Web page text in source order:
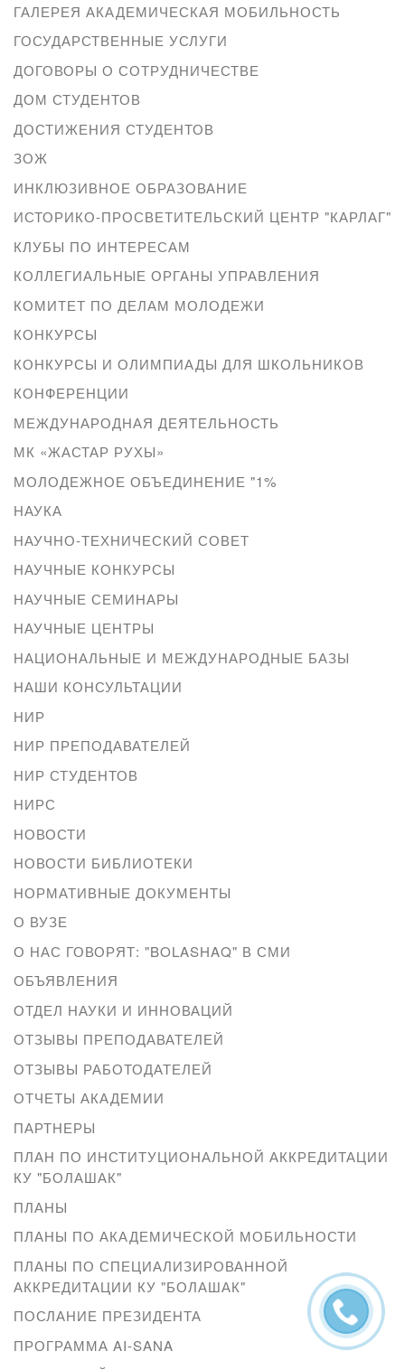
ГАЛЕРЕЯ АКАДЕМИЧЕСКАЯ МОБИЛЬНОСТЬ
ГОСУДАРСТВЕННЫЕ УСЛУГИ
ДОГОВОРЫ О СОТРУДНИЧЕСТВЕ
ДОМ СТУДЕНТОВ
ДОСТИЖЕНИЯ СТУДЕНТОВ
ЗОЖ
ИНКЛЮЗИВНОЕ ОБРАЗОВАНИЕ
ИСТОРИКО-ПРОСВЕТИТЕЛЬСКИЙ ЦЕНТР "КАРЛАГ"
КЛУБЫ ПО ИНТЕРЕСАМ
КОЛЛЕГИАЛЬНЫЕ ОРГАНЫ УПРАВЛЕНИЯ
КОМИТЕТ ПО ДЕЛАМ МОЛОДЕЖИ
КОНКУРСЫ
КОНКУРСЫ И ОЛИМПИАДЫ ДЛЯ ШКОЛЬНИКОВ
КОНФЕРЕНЦИИ
МЕЖДУНАРОДНАЯ ДЕЯТЕЛЬНОСТЬ
МК «ЖАСТАР РУХЫ»
МОЛОДЕЖНОЕ ОБЪЕДИНЕНИЕ "1%
НАУКА
НАУЧНО-ТЕХНИЧЕСКИЙ СОВЕТ
НАУЧНЫЕ КОНКУРСЫ
НАУЧНЫЕ СЕМИНАРЫ
НАУЧНЫЕ ЦЕНТРЫ
НАЦИОНАЛЬНЫЕ И МЕЖДУНАРОДНЫЕ БАЗЫ
НАШИ КОНСУЛЬТАЦИИ
НИР
НИР ПРЕПОДАВАТЕЛЕЙ
НИР СТУДЕНТОВ
НИРС
НОВОСТИ
НОВОСТИ БИБЛИОТЕКИ
НОРМАТИВНЫЕ ДОКУМЕНТЫ
О ВУЗЕ
О НАС ГОВОРЯТ: "BOLASHAQ" В СМИ
ОБЪЯВЛЕНИЯ
ОТДЕЛ НАУКИ И ИННОВАЦИЙ
ОТЗЫВЫ ПРЕПОДАВАТЕЛЕЙ
ОТЗЫВЫ РАБОТОДАТЕЛЕЙ
ОТЧЕТЫ АКАДЕМИИ
ПАРТНЕРЫ
ПЛАН ПО ИНСТИТУЦИОНАЛЬНОЙ АККРЕДИТАЦИИ
КУ "БОЛАШАК"
ПЛАНЫ
ПЛАНЫ ПО АКАДЕМИЧЕСКОЙ МОБИЛЬНОСТИ
ПЛАНЫ ПО СПЕЦИАЛИЗИРОВАННОЙ
АККРЕДИТАЦИИ КУ "БОЛАШАК"
ПОСЛАНИЕ ПРЕЗИДЕНТА
ПРОГРАММА AI-SANA